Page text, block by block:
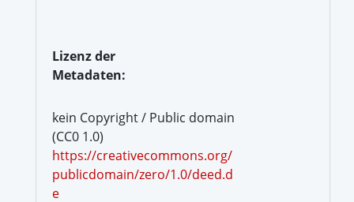
Lizenz der
Metadaten:
kein Copyright / Public domain
(CC0 1.0)
https://creativecommons.org/
publicdomain/zero/1.0/deed.d
e